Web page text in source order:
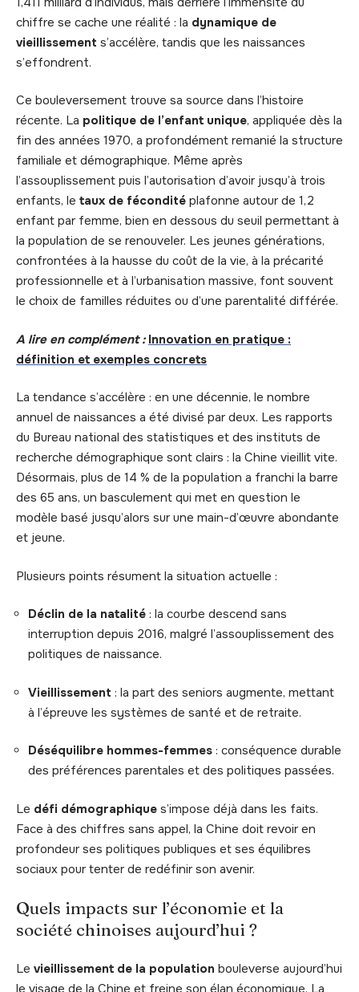
chiffre se cache une réalité : la dynamique de
vieillissement s’accélère, tandis que les naissances
s’effondrent.
Ce bouleversement trouve sa source dans l’histoire
récente. La politique de l’enfant unique, appliquée dès la
fin des années 1970, a profondément remanié la structure
familiale et démographique. Même après
l’assouplissement puis l’autorisation d’avoir jusqu’à trois
enfants, le taux de fécondité plafonne autour de 1,2
enfant par femme, bien en dessous du seuil permettant à
la population de se renouveler. Les jeunes générations,
confrontées à la hausse du coût de la vie, à la précarité
professionnelle et à l’urbanisation massive, font souvent
le choix de familles réduites ou d’une parentalité différée.
A lire en complément : Innovation en pratique :
définition et exemples concrets
La tendance s’accélère : en une décennie, le nombre
annuel de naissances a été divisé par deux. Les rapports
du Bureau national des statistiques et des instituts de
recherche démographique sont clairs : la Chine vieillit vite.
Désormais, plus de 14 % de la population a franchi la barre
des 65 ans, un basculement qui met en question le
modèle basé jusqu’alors sur une main-d’œuvre abondante
et jeune.
Plusieurs points résument la situation actuelle :
Déclin de la natalité : la courbe descend sans
interruption depuis 2016, malgré l’assouplissement des
politiques de naissance.
Vieillissement : la part des seniors augmente, mettant
à l’épreuve les systèmes de santé et de retraite.
Déséquilibre hommes-femmes : conséquence durable
des préférences parentales et des politiques passées.
Le défi démographique s’impose déjà dans les faits.
Face à des chiffres sans appel, la Chine doit revoir en
profondeur ses politiques publiques et ses équilibres
sociaux pour tenter de redéfinir son avenir.
Quels impacts sur l’économie et la
société chinoises aujourd’hui ?
Le vieillissement de la population bouleverse aujourd’hui
le visage de la Chine et freine son élan économique. La